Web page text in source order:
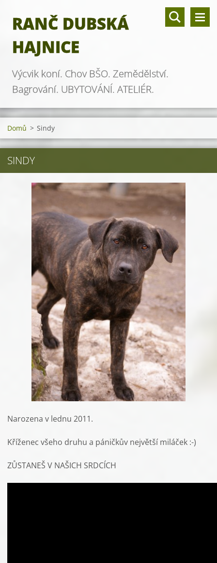
RANČ DUBSKÁ
HAJNICE
Výcvik koní. Chov BŠO. Zemědělství.
Bagrování. UBYTOVÁNÍ. ATELIÉR.
Domů > Sindy
SINDY
Narozena v lednu 2011.
Kříženec všeho druhu a páničkův největší miláček :-)
ZŮSTANEŠ V NAŠICH SRDCÍCH